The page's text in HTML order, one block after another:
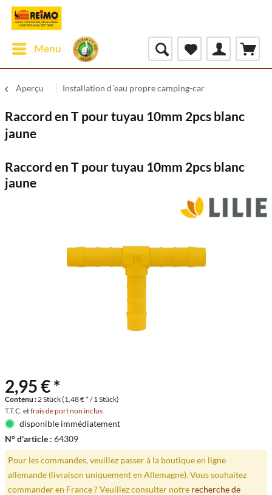
Menu
Aperçu Installation d´eau propre camping-car
Raccord en T pour tuyau 10mm 2pcs blanc
jaune
Raccord en T pour tuyau 10mm 2pcs blanc
jaune
2,95 € *
Contenu :2 Stück (1,48 € * / 1 Stück)
T.T.C. etfrais de port non inclus
disponible immédiatement
N° d'article : 64309
Pour les commandes, veuillez passer à la boutique en ligne
allemande (livraison uniquement en Allemagne). Vous souhaitez
commander en France ? Veuillez consulter notre recherche de